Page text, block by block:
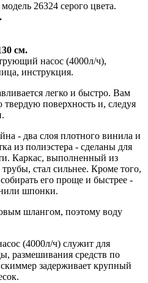
26324 серого цвета.
см.
насос (4000л/ч),
инструкция.
легко и быстро. Вам
поверхность и, следуя
- два слоя плотного винила и
из полиэстера - сделаны для
Каркас, выполненный из
стал сильнее. Кроме того,
его проще и быстрее -
шпонки.
шлангом, поэтому воду
(4000л/ч) служит для
размешивания средств по
задерживает крупный